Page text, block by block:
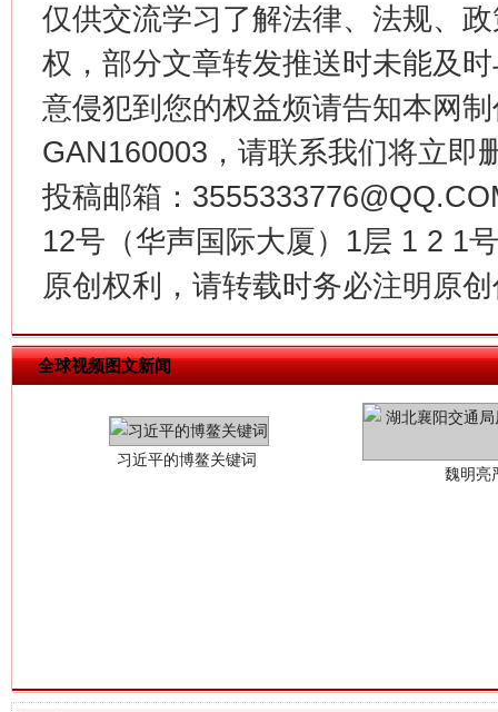
仅供交流学习了解法律、法规、
权，部分文章转发推送时未能及
意侵犯到您的权益烦请告知本网
GAN160003，请联系我们将立即
投稿邮箱：
12号（华声国际大厦）1层 1 2 1
原创权利，请转载时务必注明原
全球视频图文新闻
在谋一域中谋全局
今
习近平的博鳌关键词
魏明亮